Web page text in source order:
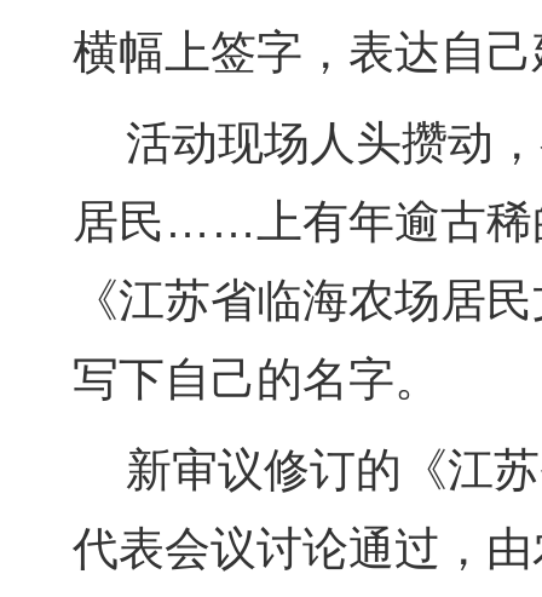
横幅上签字，表达自
活动现场人头攒动，
居民……上有年逾古稀
《江苏省临海农场居
写下自己的名字。
新审议修订的《江苏
代表会议讨论通过，